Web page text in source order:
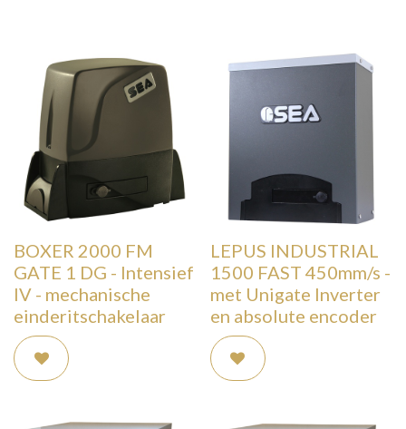
BOXER 2000 FM
GATE 1 DG - Intensief
IV - mechanische
einderitschakelaar
LEPUS INDUSTRIAL
1500 FAST 450mm/s -
met Unigate Inverter
en absolute encoder